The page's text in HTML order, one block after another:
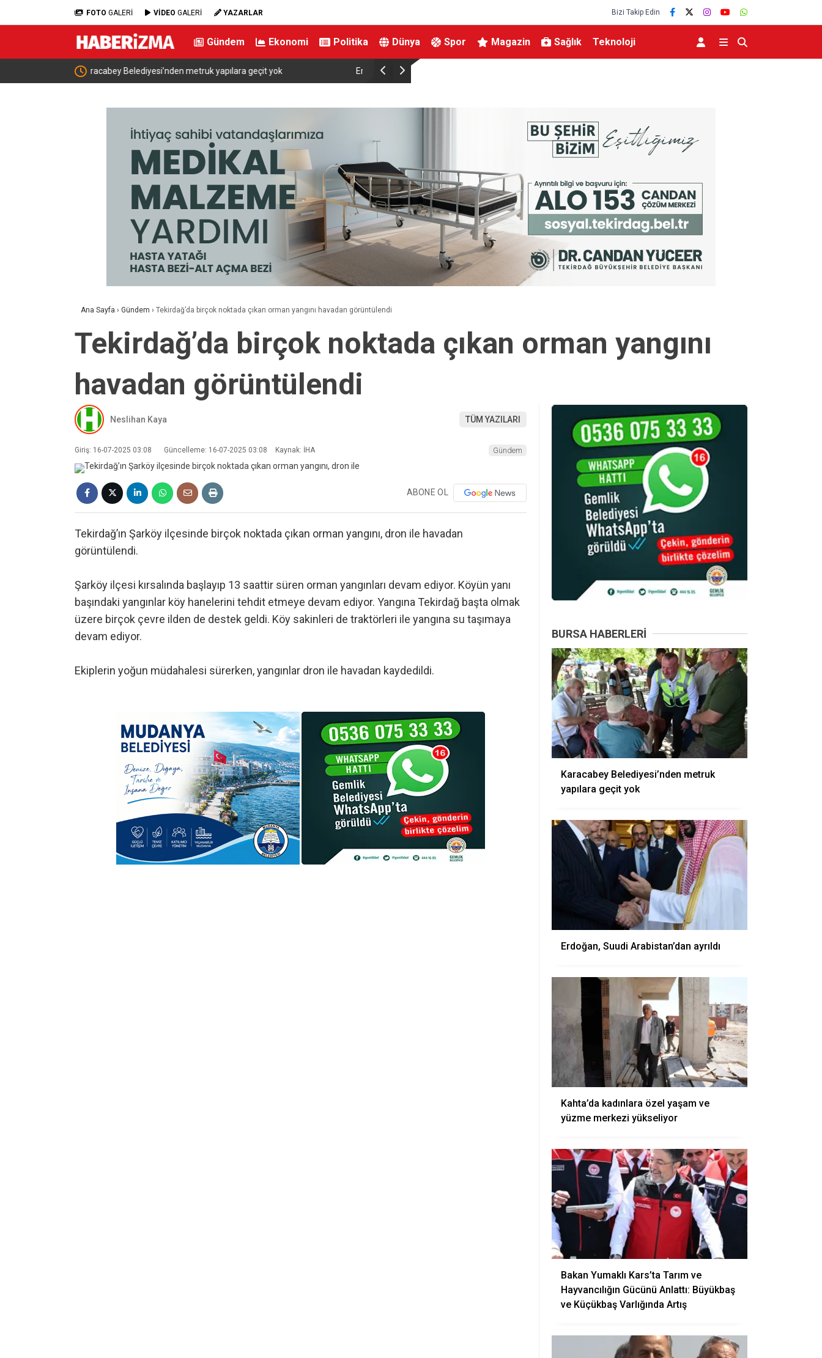
FOTO GALERİ VİDEO GALERİ YAZARLAR Bizi Takip Edin
Gündem Ekonomi Politika Dünya Spor Magazin Sağlık Teknoloji
Erdoğan, Suudi Arabistan’dan ayrıldı Kahta’da kadınlara özel yaşam ve yüzme merkezi yükseliyor
Ana Sayfa › Gündem › Tekirdağ’da birçok noktada çıkan orman yangını havadan görüntülendi
Tekirdağ’da birçok noktada çıkan orman yangını
havadan görüntülendi
Neslihan Kaya TÜM YAZILARI
Giriş: 16-07-2025 03:08 Güncelleme: 16-07-2025 03:08 Kaynak: İHA Gündem
ABONE OL
Tekirdağ’ın Şarköy ilçesinde birçok noktada çıkan orman yangını, dron ile havadan
görüntülendi.
Şarköy ilçesi kırsalında başlayıp 13 saattir süren orman yangınları devam ediyor. Köyün yanı
başındaki yangınlar köy hanelerini tehdit etmeye devam ediyor. Yangına Tekirdağ başta olmak
üzere birçok çevre ilden de destek geldi. Köy sakinleri de traktörleri ile yangına su taşımaya
devam ediyor.
Ekiplerin yoğun müdahalesi sürerken, yangınlar dron ile havadan kaydedildi.
BURSA HABERLERI
Karacabey Belediyesi’nden metruk
yapılara geçit yok
Erdoğan, Suudi Arabistan’dan ayrıldı
Kahta’da kadınlara özel yaşam ve
yüzme merkezi yükseliyor
Bakan Yumaklı Kars’ta Tarım ve
Hayvancılığın Gücünü Anlattı: Büyükbaş
ve Küçükbaş Varlığında Artış